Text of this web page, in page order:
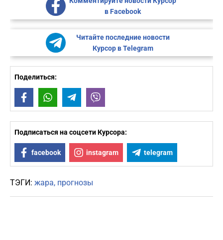
в Facebook
Читайте последние новости
Курсор в Telegram
Поделиться:
FacebookWhatsAppTelegram
Подписаться на соцсети Курсора:
facebook instagram telegram
ТЭГИ: жара прогнозы